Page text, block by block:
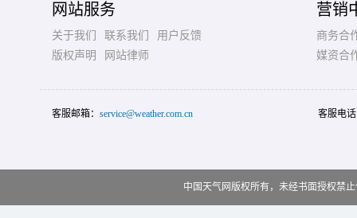
网站服务
关于我们 联系我们
用户反馈
版权声明
网站律师
营销
商务合
媒资合
客服邮箱： service@weather.com.cn 客服电
中国天气网版权所有，未经书面授权